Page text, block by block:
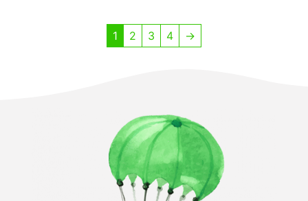
1 2 3 4 →